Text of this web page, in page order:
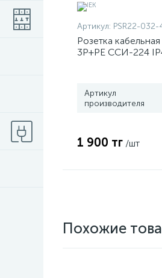
Артикул: PSR22-032-
Розетка
3P+PЕ ССИ-224
Артикул
производителя
1 900 тг /шт
Похожие